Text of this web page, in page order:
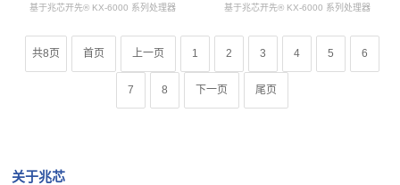
基于兆芯开先® KX-6000 系列处理器 基于兆芯开先® KX-6000 系列处理器
共8页 首页 上一页 1 2 3 4 5 6
7 8 下一页 尾页
关于兆芯